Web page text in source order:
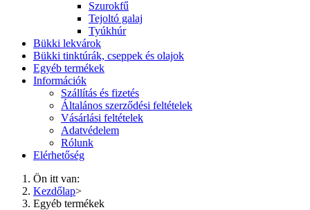
Szurokfű
Tejoltó galaj
Tyúkhúr
Bükki lekvárok
Bükki tinktúrák, cseppek és olajok
Egyéb termékek
Információk
Szállítás és fizetés
Általános szerződési feltételek
Vásárlási feltételek
Adatvédelem
Rólunk
Elérhetőség
Ön itt van:
Kezdőlap>
Egyéb termékek